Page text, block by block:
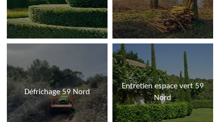
Défrichage 59 Nord
Entretien espace vert 59
Nord